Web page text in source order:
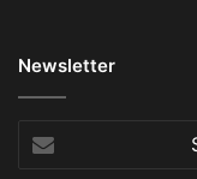
Newsletter
E-